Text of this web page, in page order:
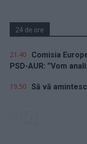
24 de ore
21.40
Comisia
PSD-AUR: ”Vom
19.50 Să vă